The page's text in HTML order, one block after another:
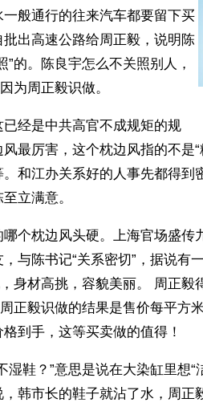
般通行的往来汽车都要留下买
出高速公路给周正毅，说明陈
的。陈良宇怎么不关照别人，
为周正毅识做。
经是中共高官不成规矩的规
最厉害，这个枕边风指的不是
和江办关系好的人事先都得到
立满意。
个枕边风头硬。上海官场盛传
与陈书记“关系密切”，据说有
身材高挑，容貌美丽。 周正毅
正毅识做的结果是售价每平方
到手，这等买卖做的值得！
湿鞋？”意思是说在大染缸里想“
韩市长的鞋子就沾了水，周正